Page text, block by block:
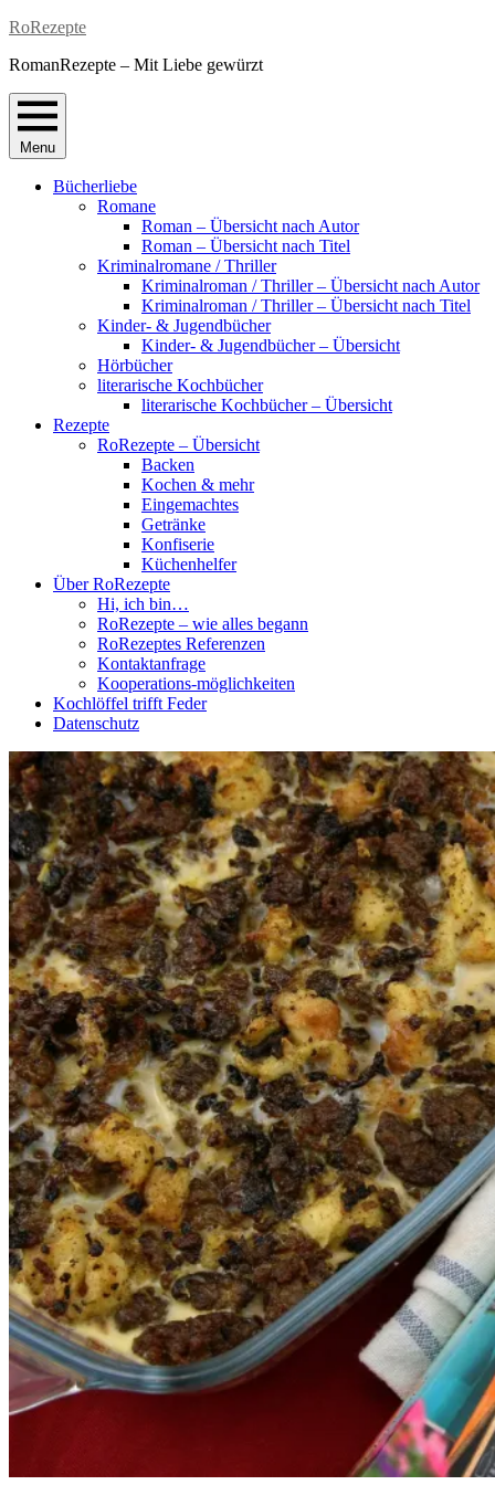
Skip
content
RoRezepte
RomanRezepte – Mit Liebe gewürzt
Menu
Bücherliebe
Romane
Roman – Übersicht nach Autor
Roman – Übersicht nach Titel
Kriminalromane / Thriller
Kriminalroman / Thriller – Übersicht nach Autor
Kriminalroman / Thriller – Übersicht nach Titel
Kinder- & Jugendbücher
Kinder- & Jugendbücher – Übersicht
Hörbücher
literarische Kochbücher
literarische Kochbücher – Übersicht
Rezepte
RoRezepte – Übersicht
Backen
Kochen & mehr
Eingemachtes
Getränke
Konfiserie
Küchenhelfer
Über RoRezepte
Hi, ich bin…
RoRezepte – wie alles begann
RoRezeptes Referenzen
Kontaktanfrage
Kooperations-möglichkeiten
Kochlöffel trifft Feder
Datenschutz